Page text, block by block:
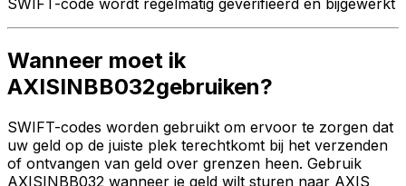
Wanneer moet ik
AXISINBB032gebruiken?
SWIFT-codes worden gebruikt om ervoor te zorgen dat
uw geld op de juiste plek terechtkomt bij het verzenden
of ontvangen van geld over grenzen heen. Gebruik
AXISINBB032 wanneer je geld wilt sturen naar AXIS